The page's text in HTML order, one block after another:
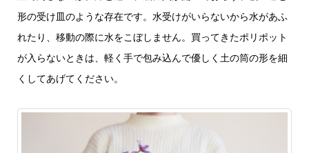
形の受け皿のような存在です。水受けがいらないから水があふ
れたり、移動の際に水をこぼしません。買ってきたポリポット
が入らないときは、軽く手で包み込んで優しく土の筒の形を細
くしてあげてください。